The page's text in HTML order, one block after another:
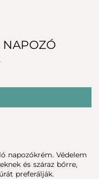
NAPOZÓ
napozókrém. Védelem
és száraz bőrre,
preferálják.